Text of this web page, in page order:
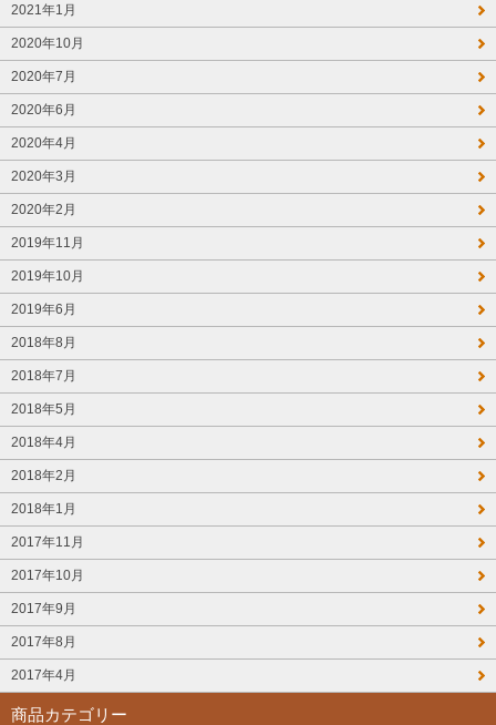
2021年1月
2020年10月
2020年7月
2020年6月
2020年4月
2020年3月
2020年2月
2019年11月
2019年10月
2019年6月
2018年8月
2018年7月
2018年5月
2018年4月
2018年2月
2018年1月
2017年11月
2017年10月
2017年9月
2017年8月
2017年4月
商品カテゴリー